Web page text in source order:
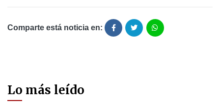
Comparte está noticia en:
Lo más leído